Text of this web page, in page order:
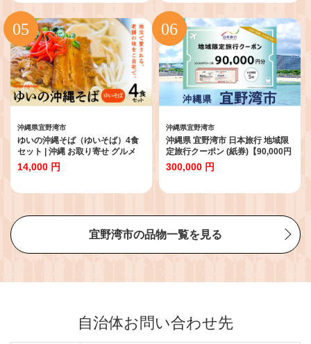
蔵 沖縄土産 送料無料 日時指定不
可 沖縄県宜野湾市
沖縄県宜野湾市
ゆいの沖縄そば（ゆいそば）4食
セット | 沖縄 お取り寄せ グルメ
14,000 円
沖縄県宜野湾市
沖縄県 宜野湾市 日本旅行 地域限
定旅行クーポン (紙券)【90,000円
分】 | ふるさと納税 旅行 沖縄 ホ
テル 旅行券 トラベル ふるさと チ
送料無料 リゾート ファミリー ペ
ピカルビーチ
300,000 円
宜野湾市の品物一覧を見る
自治体お問い合わせ先